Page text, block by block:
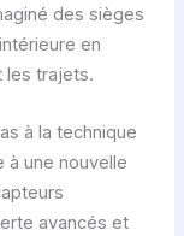
des sièges
en
les trajets.
à la technique
à une nouvelle
avancés et